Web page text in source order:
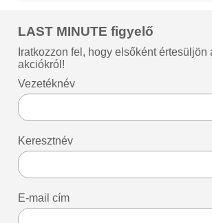
LAST MINUTE figyelő
Iratkozzon fel, hogy elsőként értesüljön
akciókról!
Vezetéknév
Keresztnév
E-mail cím